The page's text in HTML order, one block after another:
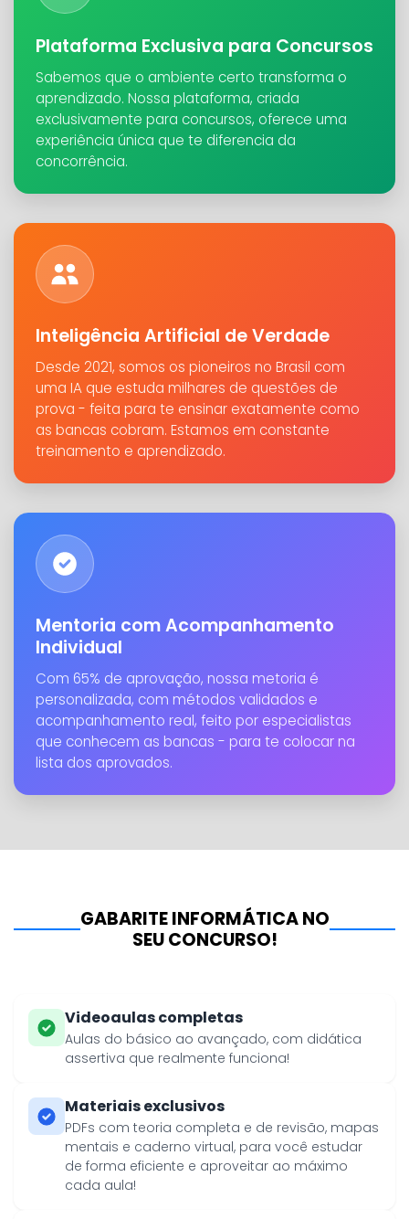
Plataforma Exclusiva para Concursos
Sabemos que o ambiente certo transforma o
aprendizado. Nossa plataforma, criada
exclusivamente para concursos, oferece uma
experiência única que te diferencia da
concorrência.
Inteligência Artificial de Verdade
Desde 2021, somos os pioneiros no Brasil com
uma IA que estuda milhares de questões de
prova - feita para te ensinar exatamente como
as bancas cobram. Estamos em constante
treinamento e aprendizado.
Mentoria com Acompanhamento
Individual
Com 65% de aprovação, nossa metoria é
personalizada, com métodos validados e
acompanhamento real, feito por especialistas
que conhecem as bancas - para te colocar na
lista dos aprovados.
GABARITE INFORMÁTICA NO
SEU CONCURSO!
Videoaulas completas
Aulas do básico ao avançado, com didática
assertiva que realmente funciona!
Materiais exclusivos
PDFs com teoria completa e de revisão, mapas
mentais e caderno virtual, para você estudar
de forma eficiente e aproveitar ao máximo
cada aula!